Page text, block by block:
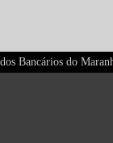
Bancários do